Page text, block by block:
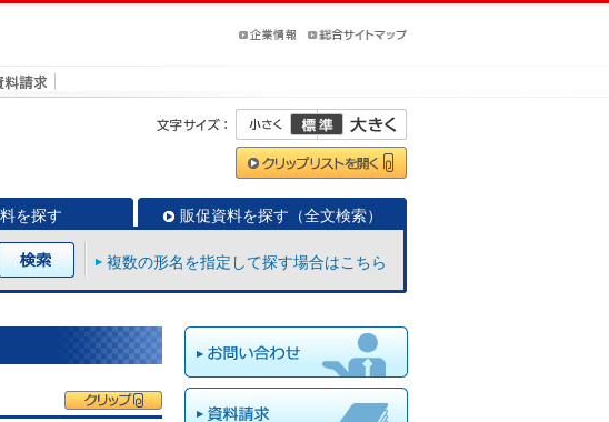
を探す 販促資料を探す（全文検索）
複数の形名を指定して探す場合はこちら